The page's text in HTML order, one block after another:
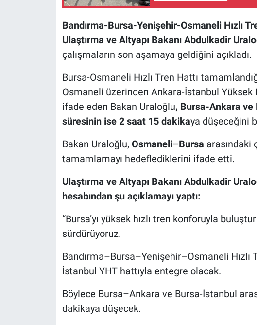
Bandırma-Bursa-Yenişehir-Osmaneli Hızlı
Ulaştırma ve Altyapı Bakanı Abdulkadir
çalışmaların son aşamaya geldiğini açıkladı.
Bursa-Osmaneli Hızlı Tren Hattı
Osmaneli üzerinden Ankara-İstanbul Yüksek
ifade eden Bakan Uraloğlu, Bursa-Ankara ve
süresinin ise 2 saat 15 dakikaya düşeceğini
Bakan Uraloğlu, Osmaneli–Bursa arasındaki
tamamlamayı hedeflediklerini ifade etti.
Ulaştırma ve Altyapı Bakanı Abdulkadir
hesabından şu açıklamayı yaptı:
“Bursa’yı yüksek hızlı tren konforuyla
sürdürüyoruz.
Bandırma–Bursa–Yenişehir–Osmaneli
İstanbul YHT hattıyla entegre olacak.
Böylece Bursa–Ankara ve Bursa-İstanbul
dakikaya düşecek.